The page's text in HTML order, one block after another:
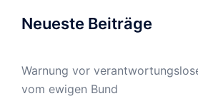
Neueste Beiträge
Warnung vor
vom ewigen Bund